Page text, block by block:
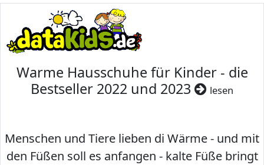
Warme Hausschuhe für Kinder - die
Bestseller 2022 und 2023
lesen
Menschen und Tiere lieben di Wärme - und mit
den Füßen soll es anfangen - kalte Füße bringt